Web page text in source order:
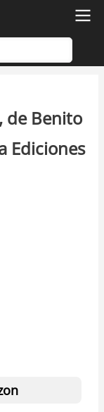
de Benito
Ediciones